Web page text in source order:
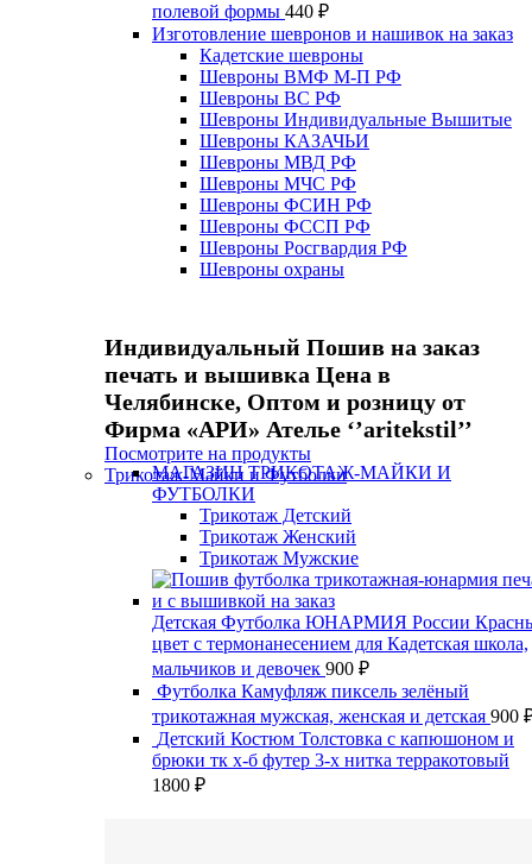
полевой формы 440 ₽
Изготовление шевронов и нашивок на заказ
Кадетские шевроны
Шевроны ВМФ М-П РФ
Шевроны ВС РФ
Шевроны Индивидуальные Вышитые
Шевроны КАЗАЧЬИ
Шевроны МВД РФ
Шевроны МЧС РФ
Шевроны ФСИН РФ
Шевроны ФССП РФ
Шевроны Росгвардия РФ
Шевроны охраны
Индивидуальный Пошив на заказ
печать и вышивка Цена в
Челябинске, Оптом и розницу от
Фирма «АРИ» Ателье ‘’aritekstil’’
Посмотрите на продукты
Трикотаж-Майки и Футболки
МАГАЗИН ТРИКОТАЖ-МАЙКИ И
ФУТБОЛКИ
Трикотаж Детский
Трикотаж Женский
Трикотаж Мужские
Детская Футболка ЮНАРМИЯ России
цвет с термонанесением для Кадетская школа,
мальчиков и девочек 900 ₽
Футболка Камуфляж пиксель зелёный
трикотажная мужская, женская и детская 900
Детский Костюм Толстовка с капюшоном и
брюки тк х-б футер 3-х нитка терракотовый
1800 ₽